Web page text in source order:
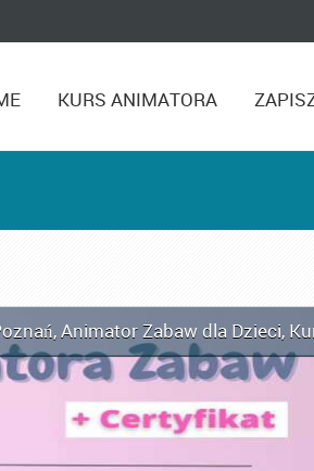
KURS ANIMATORA
,Animator Zabaw dla Dzieci,